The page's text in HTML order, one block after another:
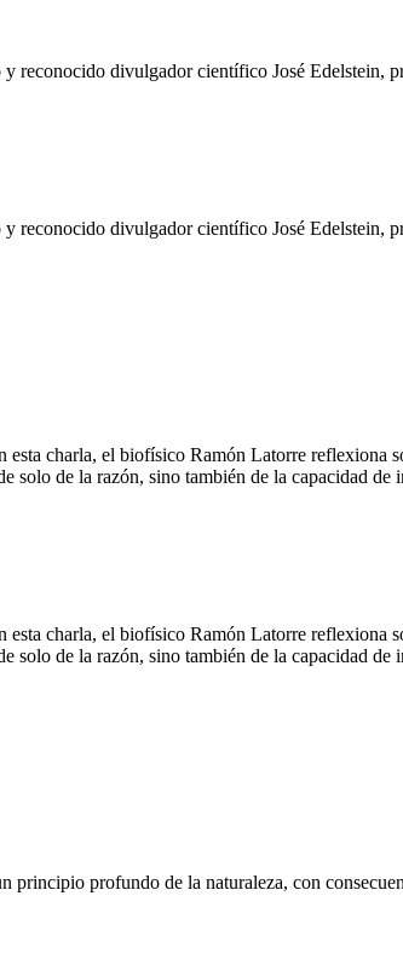
reconocido divulgador científico José Edelstein,
reconocido divulgador científico José Edelstein,
charla, el biofísico Ramón Latorre reflexiona
de la razón, sino también de la capacidad de
charla, el biofísico Ramón Latorre reflexiona
de la razón, sino también de la capacidad de
profundo de la naturaleza, con